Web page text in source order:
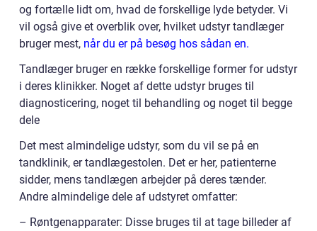
og fortælle lidt om, hvad de forskellige lyde betyder. Vi
vil også give et overblik over, hvilket udstyr tandlæger
bruger mest, når du er på besøg hos sådan en.
Tandlæger bruger en række forskellige former for udstyr
i deres klinikker. Noget af dette udstyr bruges til
diagnosticering, noget til behandling og noget til begge
dele
Det mest almindelige udstyr, som du vil se på en
tandklinik, er tandlægestolen. Det er her, patienterne
sidder, mens tandlægen arbejder på deres tænder.
Andre almindelige dele af udstyret omfatter:
– Røntgenapparater: Disse bruges til at tage billeder af